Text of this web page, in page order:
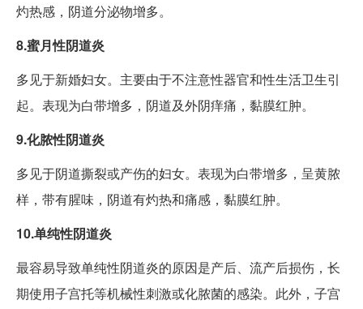
灼热感，阴道分泌物增多。
8.蜜月性阴道炎
多见于新婚妇女。主要由于不注意性器官和性生活卫生引
起。表现为白带增多，阴道及外阴痒痛，黏膜红肿。
9.化脓性阴道炎
多见于阴道撕裂或产伤的妇女。表现为白带增多，呈黄脓
样，带有腥味，阴道有灼热和痛感，黏膜红肿。
10.单纯性阴道炎
最容易导致单纯性阴道炎的原因是产后、流产后损伤，长
期使用子宫托等机械性刺激或化脓菌的感染。此外，子宫